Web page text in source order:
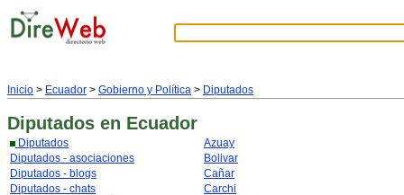
Inicio > Ecuador > Gobierno y Política > Diputados
Diputados en Ecuador
Diputados
Diputados - asociaciones
Diputados - blogs
Diputados - chats
Azuay
Bolivar
Cañar
Carchi